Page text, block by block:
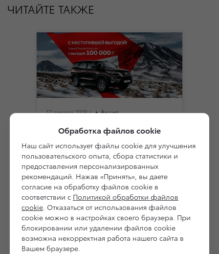
ЧИТАЙТЕ ТАКЖЕ
17 января 2018 г. Акция
Fortuner с выгодой до 100 000
рублей. В наличии
10 января 2018 г.
Обработка файлов cookie
Наш сайт использует файлы cookie для улучшения
пользовательского опыта, сбора статистики и
предоставления персонализированных
рекомендаций. Нажав «Принять», вы даете
согласие на обработку файлов cookie в
соответствии с Политикой обработки файлов
cookie. Отказаться от использования файлов
cookie можно в настройках своего браузера. При
блокировании или удалении файлов cookie
возможна некорректная работа нашего сайта в
Вашем браузере.